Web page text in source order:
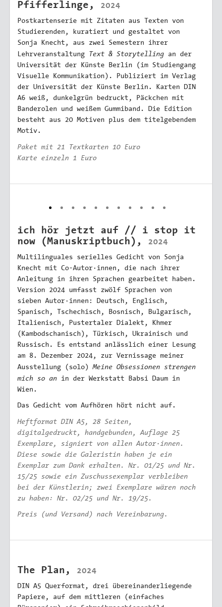
Pfifferlinge,
2024
Postkartenserie mit Zitaten aus Texten von
Studierenden, kuratiert und gestaltet von
Sonja Knecht, aus zwei Semestern ihrer
Lehrveranstaltung Text & Storytelling an der
Universität der Künste Berlin (im Studiengang
Visuelle Kommunikation). Publiziert im Verlag
der Universität der Künste Berlin. Karten DIN
A6 weiß, dunkelgrün bedruckt, Päckchen mit
Banderolen und weißem Gummiband. Die Edition
besteht aus 20 Motiven plus dem titelgebendem
Motiv.
Paket mit 21 Textkarten 10 Euro
Karte einzeln 1 Euro
ich hör jetzt auf // i stop it
now (Manuskriptbuch),
2024
Multilinguales serielles Gedicht von Sonja
Knecht mit Co-Autor·innen, die nach ihrer
Anleitung in ihren Sprachen gearbeitet haben.
Version 2024 umfasst zwölf Sprachen von
sieben Autor·innen: Deutsch, Englisch,
Spanisch, Tschechisch, Bosnisch, Bulgarisch,
Italienisch, Pustertaler Dialekt, Khmer
(Kambodschanisch), Türkisch, Ukrainisch und
Russisch. Es entstand anlässlich einer Lesung
am 8. Dezember 2024, zur Vernissage meiner
Ausstellung (solo)Meine Obsessionen strengen
mich so an
in der Werkstatt Babsi Daum in
Wien.
Das Gedicht vom Aufhören hört nicht auf.
Heftformat DIN A5, 28 Seiten,
digitalgedruckt, handgebunden, Auflage 25
Exemplare, signiert von allen Autor·innen.
Diese sowie die Galeristin haben je ein
Exemplar zum Dank erhalten. Nr. 01/25 und Nr.
15/25 sowie ein Zuschussexemplar verbleiben
bei der Künstlerin; zwei Exemplare wären noch
zu haben: Nr. 02/25 und Nr. 19/25.
Preis (und Versand) nach Vereinbarung.
The Plan, 2024
DIN A5 Querformat, drei übereinanderliegende
Papiere, auf dem mittleren (einfaches